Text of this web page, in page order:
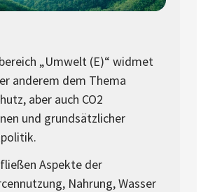
„Umwelt (E)“ widmet
anderem dem Thema
aber auch CO2
und grundsätzlicher
Aspekte der
Nahrung, Wasser